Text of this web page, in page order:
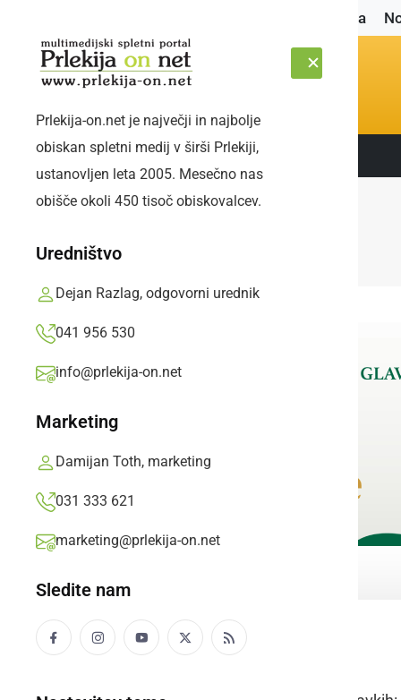
Naslovnica
SOBOTA, 8. AVGUST 2026 Sledite nam:
Prlekija-on.net je največji in najbolje
obiskan spletni medij v širši Prlekiji,
ustanovljen leta 2005. Mesečno nas
obišče okoli 450 tisoč obiskovalcev.
Uredništvo
Dejan Razlag, odgovorni urednik
041 956 530
info@prlekija-on.net
Marketing
Damijan Toth, marketing
031 333 621
marketing@prlekija-on.net
Sledite nam
razmišljati